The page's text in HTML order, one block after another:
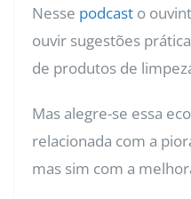
Nesse podcast o
ouvir sugestões
de produtos de
Mas alegre-se essa
relacionada com a
mas sim com a